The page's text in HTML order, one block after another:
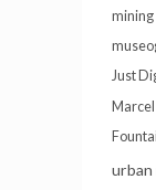
mining
Just